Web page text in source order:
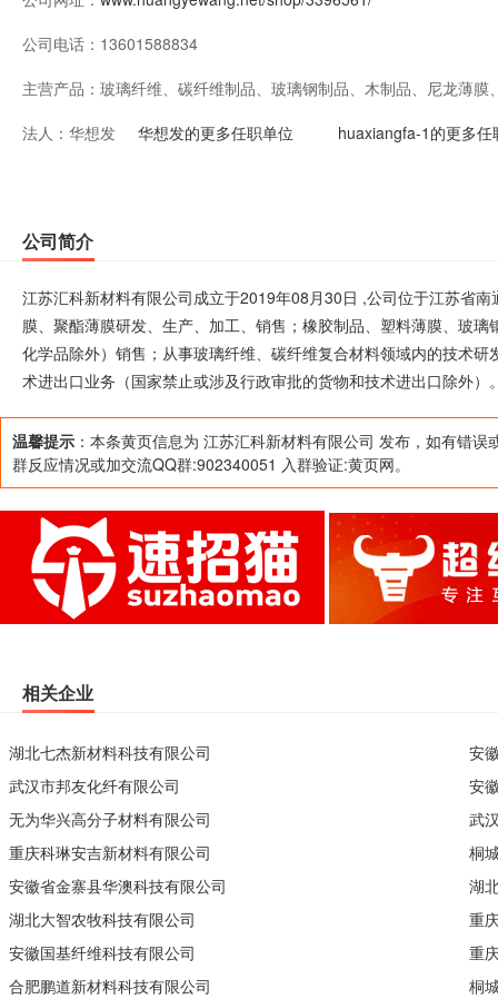
公司电话： 13601588834
主营产品： 玻璃纤维、碳纤维制品、玻璃钢制品、木制品、尼龙薄
售；橡胶制品、塑料薄膜、玻璃钢模具生产、销售；泡
动）
法人： 华想发 华想发的更多任职单位 huaxiangfa-1的更多任
公司简介
江苏汇科新材料有限公司成立于2019年08月30日 ,公司位于江苏省
膜、聚酯薄膜研发、生产、加工、销售；橡胶制品、塑料薄膜、玻
化学品除外）销售；从事玻璃纤维、碳纤维复合材料领域内的技术
术进出口业务（国家禁止或涉及行政审批的货物和技术进出口除外
温馨提示 ：本条黄页信息为 江苏汇科新材料有限公司 发布，如有错误
群反应情况或加交流QQ群:902340051 入群验证:黄页网。
相关企业
湖北七杰新材料科技有限公司
武汉市邦友化纤有限公司
无为华兴高分子材料有限公司
重庆科琳安吉新材料有限公司
安徽省金寨县华澳科技有限公司
湖北大智农牧科技有限公司
安徽国基纤维科技有限公司
合肥鹏道新材料科技有限公司
安
安
武
桐
湖
重
重
桐